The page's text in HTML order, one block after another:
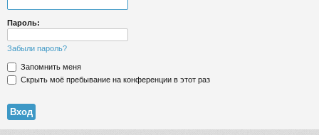
Пароль:
Забыли пароль?
Запомнить меня
Скрыть моё пребывание на конференции в этот раз